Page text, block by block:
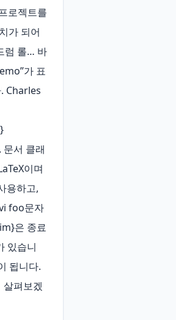
로젝트를
가 되어
럼 롤… 바
가 표
Charles
서 클래
이며
용하고,
foo문자
은 종료
있습니
됩니다.
펴보겠